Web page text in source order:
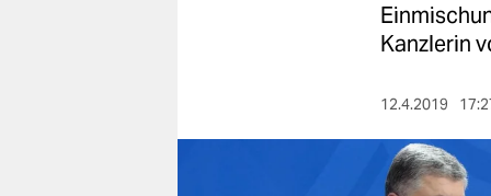
wahrheit
Kanzlerin
12.4.2019